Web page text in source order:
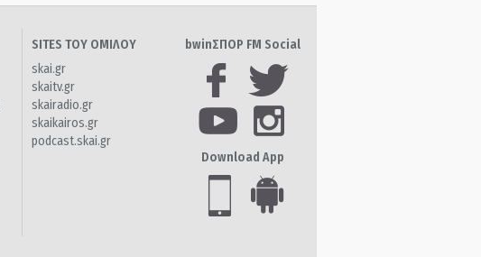
SITES ΤΟΥ ΟΜΙΛΟΥ
skai.gr
skaitv.gr
skairadio.gr
skaikairos.gr
podcast.skai.gr
bwinΣΠΟΡ FM Social
Download App